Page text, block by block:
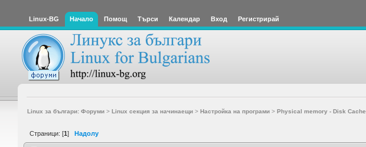
Linux-BG Начало Помощ Търси Календар Вход Регистрирай
Linux за българи: Форуми> Linux секция за начинаещи> Настройка на програми> Physical memory - Disk Cache
Страници: [1] Надолу